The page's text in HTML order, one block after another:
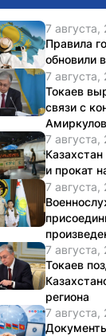
Служу стране
7 августа,
Правила
обновили
7 августа,
Токаев
связи с
7 августа,
и прокат
7 августа,
7 августа,
Токаев
региона
7 августа,